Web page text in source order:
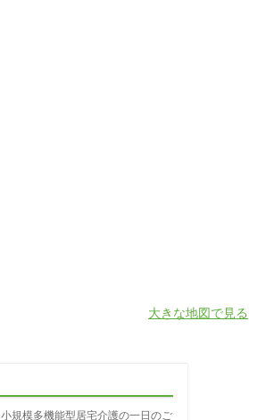
大きな地図で見る
小規模多機能型居宅介護の一日のご